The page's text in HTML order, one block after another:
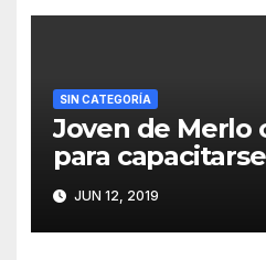
SIN CATEGORÍA
Joven de Merlo
para
Valley
JUN 12, 2019